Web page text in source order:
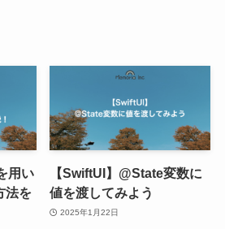
用い
法を
【SwiftUI】@State変数に
値を渡してみよう
2025年1月22日